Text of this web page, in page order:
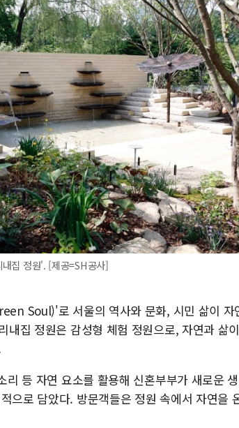
집 정원'. [제공=SH공사]
Soul)'로 서울의 역사와 문화, 시민 삶이 자
내집 정원은 감성형 체험 정원으로, 자연과 삶
등 자연 요소를 활용해 신혼부부가 새로운
으로 담았다. 방문객들은 정원 속에서 자연을